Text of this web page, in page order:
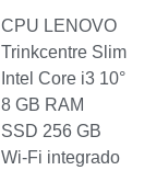
CPU LENOVO
Trinkcentre Slim
Intel Core i3 10°
8 GB RAM
SSD 256 GB
Wi-Fi integrado